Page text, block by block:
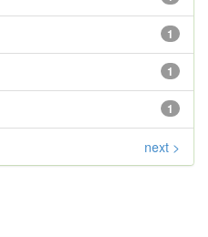
1
1
1
next >